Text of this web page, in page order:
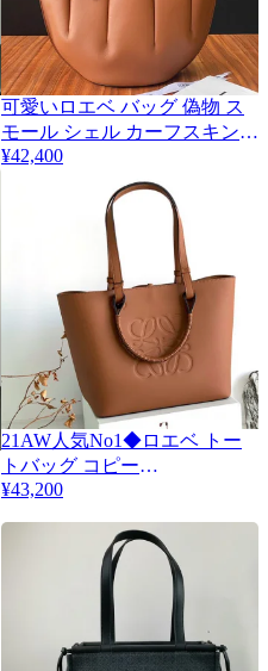
可愛いロエベ バッグ 偽物 ス
モール シェル カーフスキン
トートバッグ lov40469
¥42,400
21AW人気No1◆ロエベ トー
トバッグ コピー
◆ANAGRAM◆レザー
¥43,200